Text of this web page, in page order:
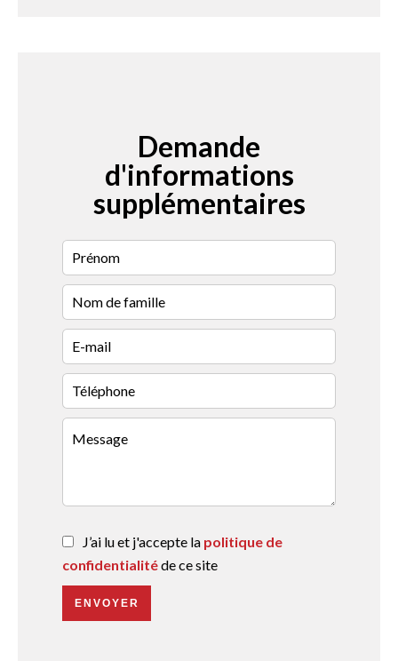
Demande
d'informations
supplémentaires
J’ai lu et j'accepte la politique de
confidentialitéde ce site
ENVOYER